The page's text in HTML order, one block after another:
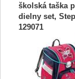
školská taška
dielny set,
129071
5-dielny set
peračník, puzdro
vrecko na
Anatomic Air
tvarovaná
Coolin System –